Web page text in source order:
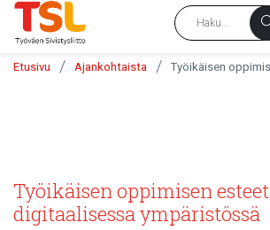
Etusivu / Ajankohtaista /
Työikäisen oppimisen esteet
digitaalisessa ympäristössä